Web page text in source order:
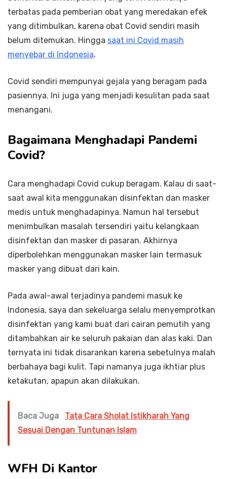
terbatas pada pemberian obat yang meredakan efek
yang ditimbulkan, karena obat Covid sendiri masih
belum ditemukan. Hingga saat ini Covid masih
menyebar di Indonesia.
Covid sendiri mempunyai gejala yang beragam pada
pasiennya. Ini juga yang menjadi kesulitan pada saat
menangani.
Bagaimana Menghadapi Pandemi
Covid?
Cara menghadapi Covid cukup beragam. Kalau di saat-
saat awal kita menggunakan disinfektan dan masker
medis untuk menghadapinya. Namun hal tersebut
menimbulkan masalah tersendiri yaitu kelangkaan
disinfektan dan masker di pasaran. Akhirnya
diperbolehkan menggunakan masker lain termasuk
masker yang dibuat dari kain.
Pada awal-awal terjadinya pandemi masuk ke
Indonesia, saya dan sekeluarga selalu menyemprotkan
disinfektan yang kami buat dari cairan pemutih yang
ditambahkan air ke seluruh pakaian dan alas kaki. Dan
ternyata ini tidak disarankan karena sebetulnya malah
berbahaya bagi kulit. Tapi namanya juga ikhtiar plus
ketakutan, apapun akan dilakukan.
Baca Juga
Tata Cara Sholat Istikharah Yang
Sesuai Dengan Tuntunan Islam
WFH Di Kantor